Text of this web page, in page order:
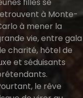
filles se
à Monte-
à mener la
vie, entre gala
charité, hôtel de
et séduisants
le rêve